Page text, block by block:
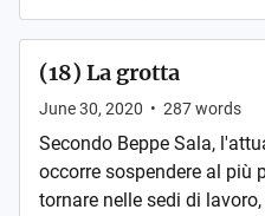
(18) La grotta
June 30, 2020 • 287words
Secondo Beppe Sala,
occorre sospendere al più
tornare nelle sedi di